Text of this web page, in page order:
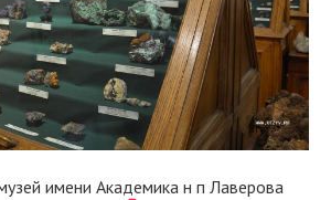
имени Академика н п Лаверова